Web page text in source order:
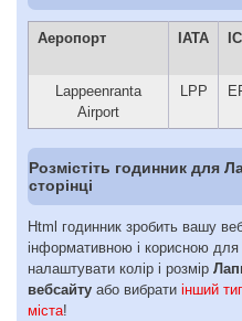
Аеропорт IATA
Lappeenranta
Airport
LPP
Розмістіть годинник для
сторінці
Html годинник зробить вашу
інформативною і корисною для
налаштувати колір і розмір
вебсайту або вибрати інший
міста!